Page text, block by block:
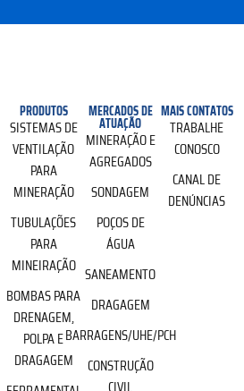
PRODUTOS
SISTEMAS DE
VENTILAÇÃO
PARA
MINERAÇÃO
TUBULAÇÕES
PARA
MINEIRAÇÃO
BOMBAS PARA
DRENAGEM,
POLPA E
DRAGAGEM
MERCADOS DE
ATUAÇÃO
MINERAÇÃO E
AGREGADOS
SONDAGEM
POÇOS DE
ÁGUA
SANEAMENTO
DRAGAGEM
BARRAGENS/UHE/PCH
CONSTRUÇÃO
MAIS CONTATOS
TRABALHE
CONOSCO
CANAL DE
DENÚNCIAS